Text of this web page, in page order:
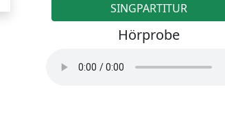
SINGPARTITUR
Hörprobe